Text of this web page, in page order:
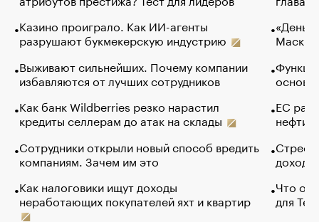
Казино проиграло. Как ИИ-агенты
разрушают букмекерскую индустрию
Выживают сильнейших. Почему компании
избавляются от лучших сотрудников
Как банк Wildberries резко нарастил
кредиты селлерам до атак на склады
Сотрудники открыли новый способ вредить
компаниям. Зачем им это
Как налоговики ищут доходы
неработающих покупателей яхт и квартир
Маск в
основ
ЕС
нефти
Что
для